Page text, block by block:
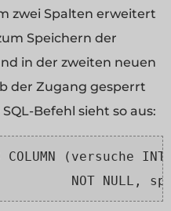
zwei Spalten erweitert
Speichern der
in der zweiten neuen
der Zugang gesperrt
Befehl sieht so aus:
COLUMN (versuche
sperre